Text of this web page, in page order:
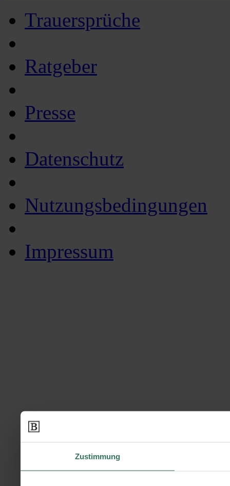
Zustimmung
Trauersprüche
Ratgeber
Presse
Datenschutz
Nutzungsbedingungen
Impressum